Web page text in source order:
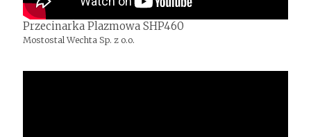
Przecinarka Plazmowa SHP460
Mostostal Wechta Sp. z o.o.